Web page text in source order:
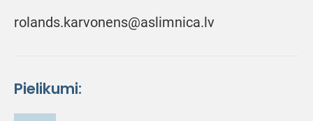
rolands.karvonens@aslimnica.lv
Pielikumi: